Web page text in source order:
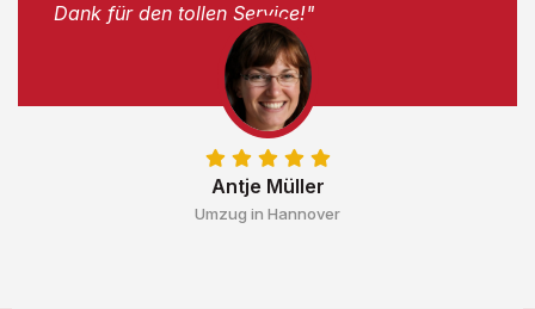
Antje Müller
Umzug in Hannover
Dank für den tollen Service!"